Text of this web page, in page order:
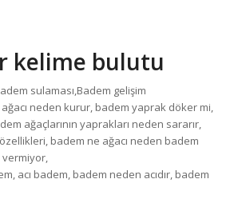
kelime bulutu
sulaması,Badem gelişim
neden kurur, badem yaprak döker mi,
ağaçlarının yaprakları neden sararır,
badem ne ağacı neden badem
acı badem, badem neden acıdır, badem